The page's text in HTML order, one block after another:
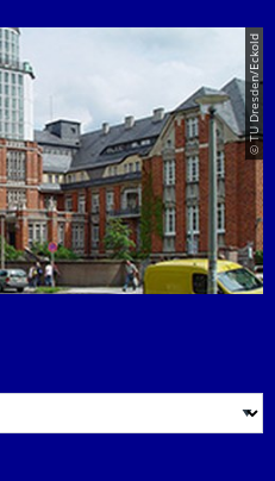
© TU Dresden/Eckold